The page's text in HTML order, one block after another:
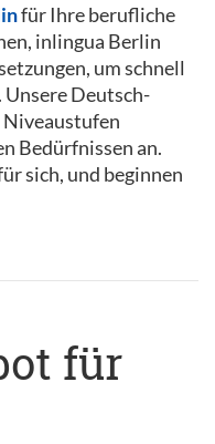
für Ihre berufliche
inlingua Berlin
um schnell
Deutsch-
Bedürfnissen an.
sich, und beginnen
für